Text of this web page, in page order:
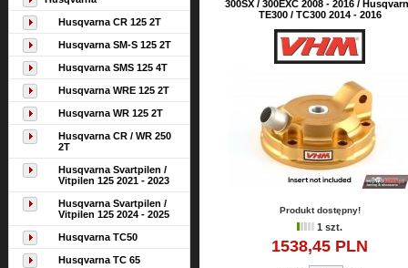
Husqvarna CR 125 2T
Husqvarna SM-S 125 2T
Husqvarna SMS 125 4T
Husqvarna WRE 125 2T
Husqvarna WR 125 2T
Husqvarna CR / WR 250
2T
Husqvarna Svartpilen /
Vitpilen 125 2021 - 2023
Husqvarna Svartpilen /
Vitpilen 125 2024 - 2025
Husqvarna TC50
Husqvarna TC 65
300SX / 300EXC 2008 - 2016 /
TE300 / TC300 2014 - 2016
Produkt dostępny!
1 szt.
1538,45 PLN